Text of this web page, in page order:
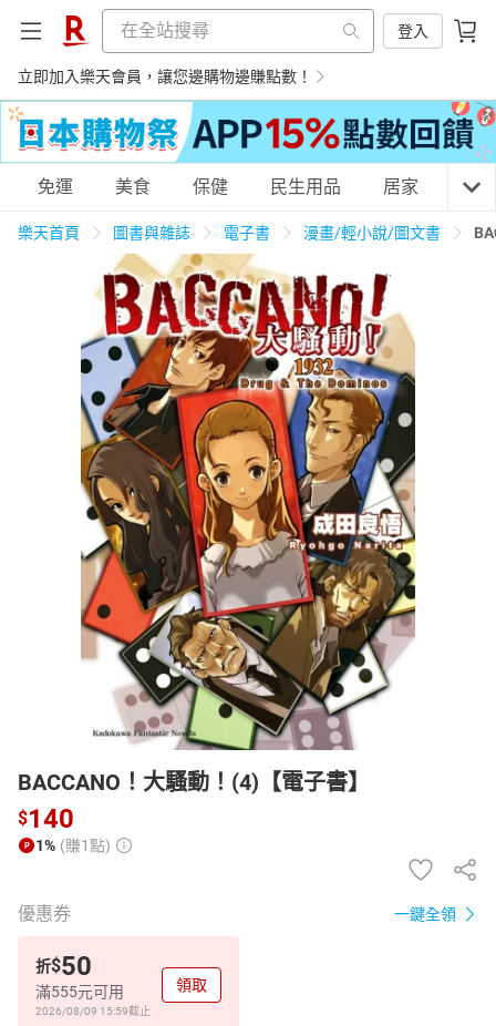
登入
立即加入樂天會員，讓您邊購物邊賺點數！
購物網分類
天天免運 美食蛋糕 養生保健
居家生活 3C家電 運動休閒 親子玩具
女裝 男裝 化妝保養 情趣用品
日本購物 電子/紙本書
HOT
免運 美食 保健 民生用品 居家 3C
樂天首頁 圖書與雜誌 電子書 漫畫/輕小說/圖文書
BACCANO！大騷動！(4)【電子書】
$140
1% (賺1點)
優惠券 一鍵全領
折$50
滿555元可用
2026/08/09 15:59截止
領取